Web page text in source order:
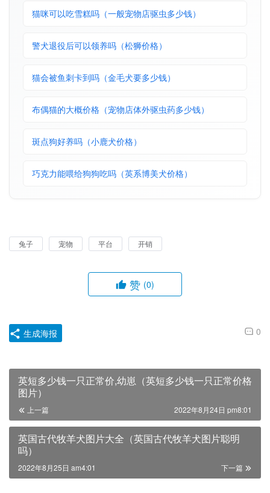
猫咪可以吃雪糕吗（一般宠物店驱虫多少钱）
警犬退役后可以领养吗（松狮价格）
猫会被鱼刺卡到吗（金毛犬要多少钱）
布偶猫的大概价格（宠物店体外驱虫药多少钱）
斑点狗好养吗（小鹿犬价格）
巧克力能喂给狗狗吃吗（英系博美犬价格）
兔子 宠物 平台 开销
赞 (0)
0
生成海报
英短多少钱一只正常价,幼崽（英短多少钱一只正常价格
图片）
上一篇 2022年8月24日 pm8:01
英国古代牧羊犬图片大全（英国古代牧羊犬图片聪明
吗）
下一篇
2022年8月25日 am4:01